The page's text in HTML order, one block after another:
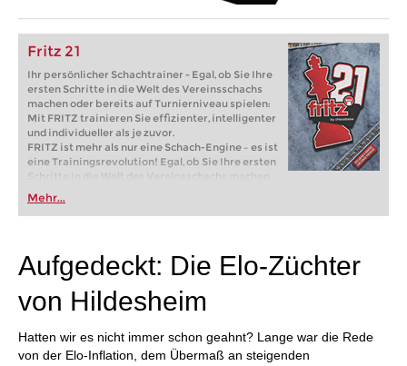
Fritz 21
Ihr persönlicher Schachtrainer - Egal, ob Sie Ihre
ersten Schritte in die Welt des Vereinsschachs
machen oder bereits auf Turnierniveau spielen:
Mit FRITZ trainieren Sie effizienter, intelligenter
und individueller als je zuvor.
FRITZ ist mehr als nur eine Schach-Engine – es ist
eine Trainingsrevolution! Egal, ob Sie Ihre ersten
Schritte in die Welt des Vereinsschachs machen
oder bereits auf Turnierniveau spielen: Mit
FRITZ trainieren Sie effizienter, intelligenter und
individueller als je zuvor.
Mehr...
Aufgedeckt: Die Elo-Züchter
von Hildesheim
Hatten wir es nicht immer schon geahnt? Lange war die Rede
von der Elo-Inflation, dem Übermaß an steigenden